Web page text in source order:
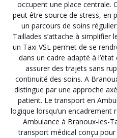
occupent une place centrale.
peut être source de stress, en
un parcours de soins
Taillades s’attache à simplifier
un Taxi VSL permet de se
dans un cadre adapté à
assurer des trajets sans
continuité des soins. A
distingue par une approche
patient. Le transport en
logique lorsqu’un encadrement
Ambulance à Branoux-les-
transport médical conçu